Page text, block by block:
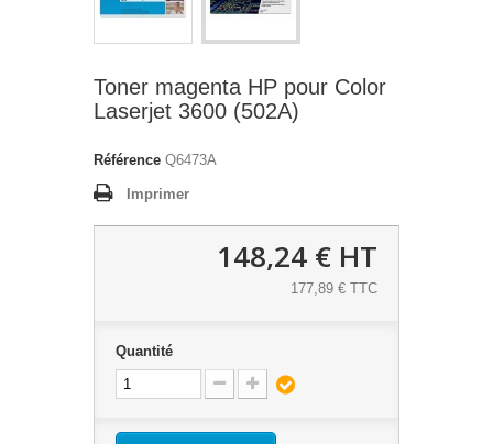
Toner magenta HP pour Color
Laserjet 3600 (502A)
Référence Q6473A
Imprimer
148,24 € HT
177,89 € TTC
Quantité